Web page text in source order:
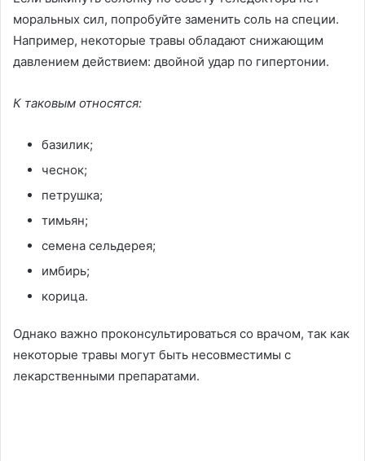
моральных сил, попробуйте заменить соль на специи.
Например, некоторые травы обладают снижающим
давлением действием: двойной удар по гипертонии.
К таковым относятся:
базилик;
чеснок;
петрушка;
тимьян;
семена сельдерея;
имбирь;
корица.
Однако важно проконсультироваться со врачом, так как
некоторые травы могут быть несовместимы с
лекарственными препаратами.